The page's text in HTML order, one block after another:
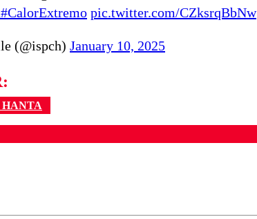
#CalorExtremo pic.twitter.com/CZksrqBbNw
(@ispch) January 10, 2025